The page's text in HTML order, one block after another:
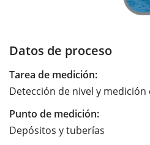
Datos de proceso
Tarea de medición:
Detección de nivel y medición
Punto de medición:
Depósitos y tuberías